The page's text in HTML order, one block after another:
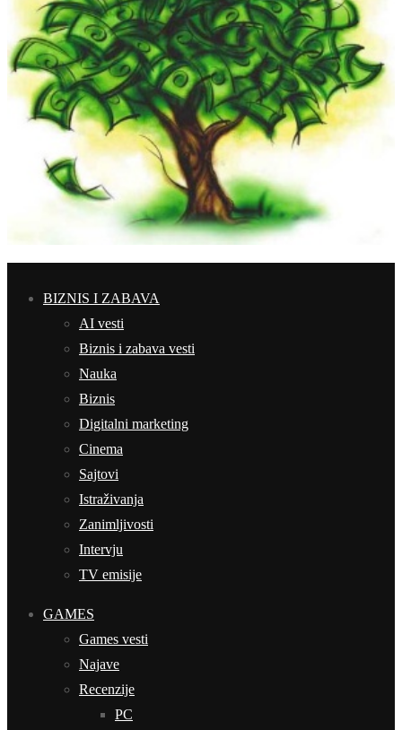
BIZNIS I ZABAVA
AI vesti
Biznis i zabava vesti
Nauka
Biznis
Digitalni marketing
Cinema
Sajtovi
Istraživanja
Zanimljivosti
Intervju
TV emisije
GAMES
Games vesti
Najave
Recenzije
PC